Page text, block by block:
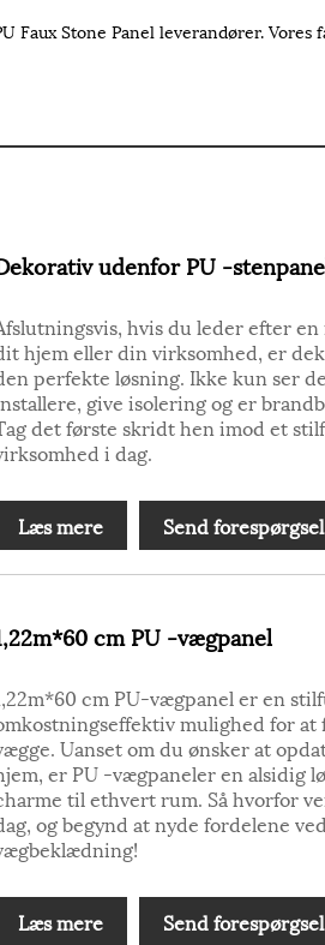
Faux Stone Panel leverandører.
udenfor PU -
hvis du leder efter
hjem eller din virksomhed, er
perfekte løsning. Ikke kun ser
give isolering og er
det første skridt hen imod et
i dag.
Læs mere Send forespørgsel
cm PU -vægpanel
cm PU-vægpanel er en
mulighed for
Uanset om du ønsker at
er PU -vægpaneler en alsidig
til ethvert rum. Så hvorfor
og begynd at nyde fordelene
Læs mere Send forespørgsel